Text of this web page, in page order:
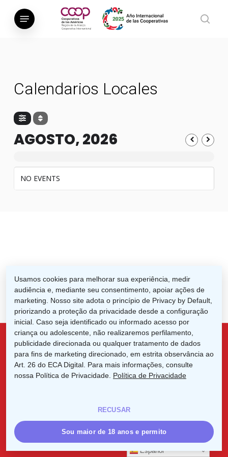
Menú
Calendarios Locales
AGOSTO, 2026
NO EVENTS
x-
twitter
facebook linkedin instagram
Español
Usamos cookies para melhorar sua experiência, medir
audiência e, mediante seu consentimento, apoiar ações de
marketing. Nosso site adota o princípio de Privacy by Default,
priorizando a proteção da privacidade desde a configuração
inicial. Caso seja identificado ou informado acesso por
criança ou adolescente, não realizaremos perfilamento,
publicidade direcionada ou qualquer tratamento de dados
para fins de marketing direcionado, em estrita observância ao
Art. 26 do ECA Digital. Para mais informações, consulte
nossa Política de Privacidade. Política de Privacidade
RECUSAR
Sou maior de 18 anos e permito